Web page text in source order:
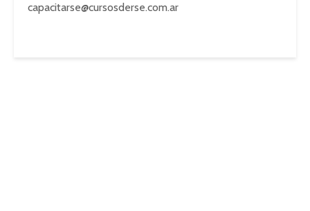
capacitarse@cursosderse.com.ar